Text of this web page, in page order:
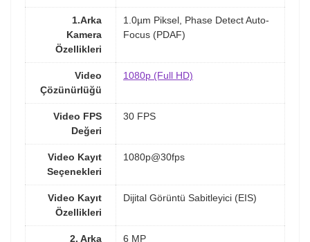
1.Arka
Kamera
Özellikleri
1.0µm Piksel, Phase Detect Auto-
Focus (PDAF)
Video
Çözünürlüğü
1080p (Full HD)
Video FPS
Değeri
30 FPS
Video Kayıt
Seçenekleri
1080p@30fps
Video Kayıt
Özellikleri
Dijital Görüntü Sabitleyici (EIS)
2. Arka
6 MP